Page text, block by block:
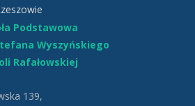
Podstawowa
Wyszyńskiego
Rafałowskiej
139,